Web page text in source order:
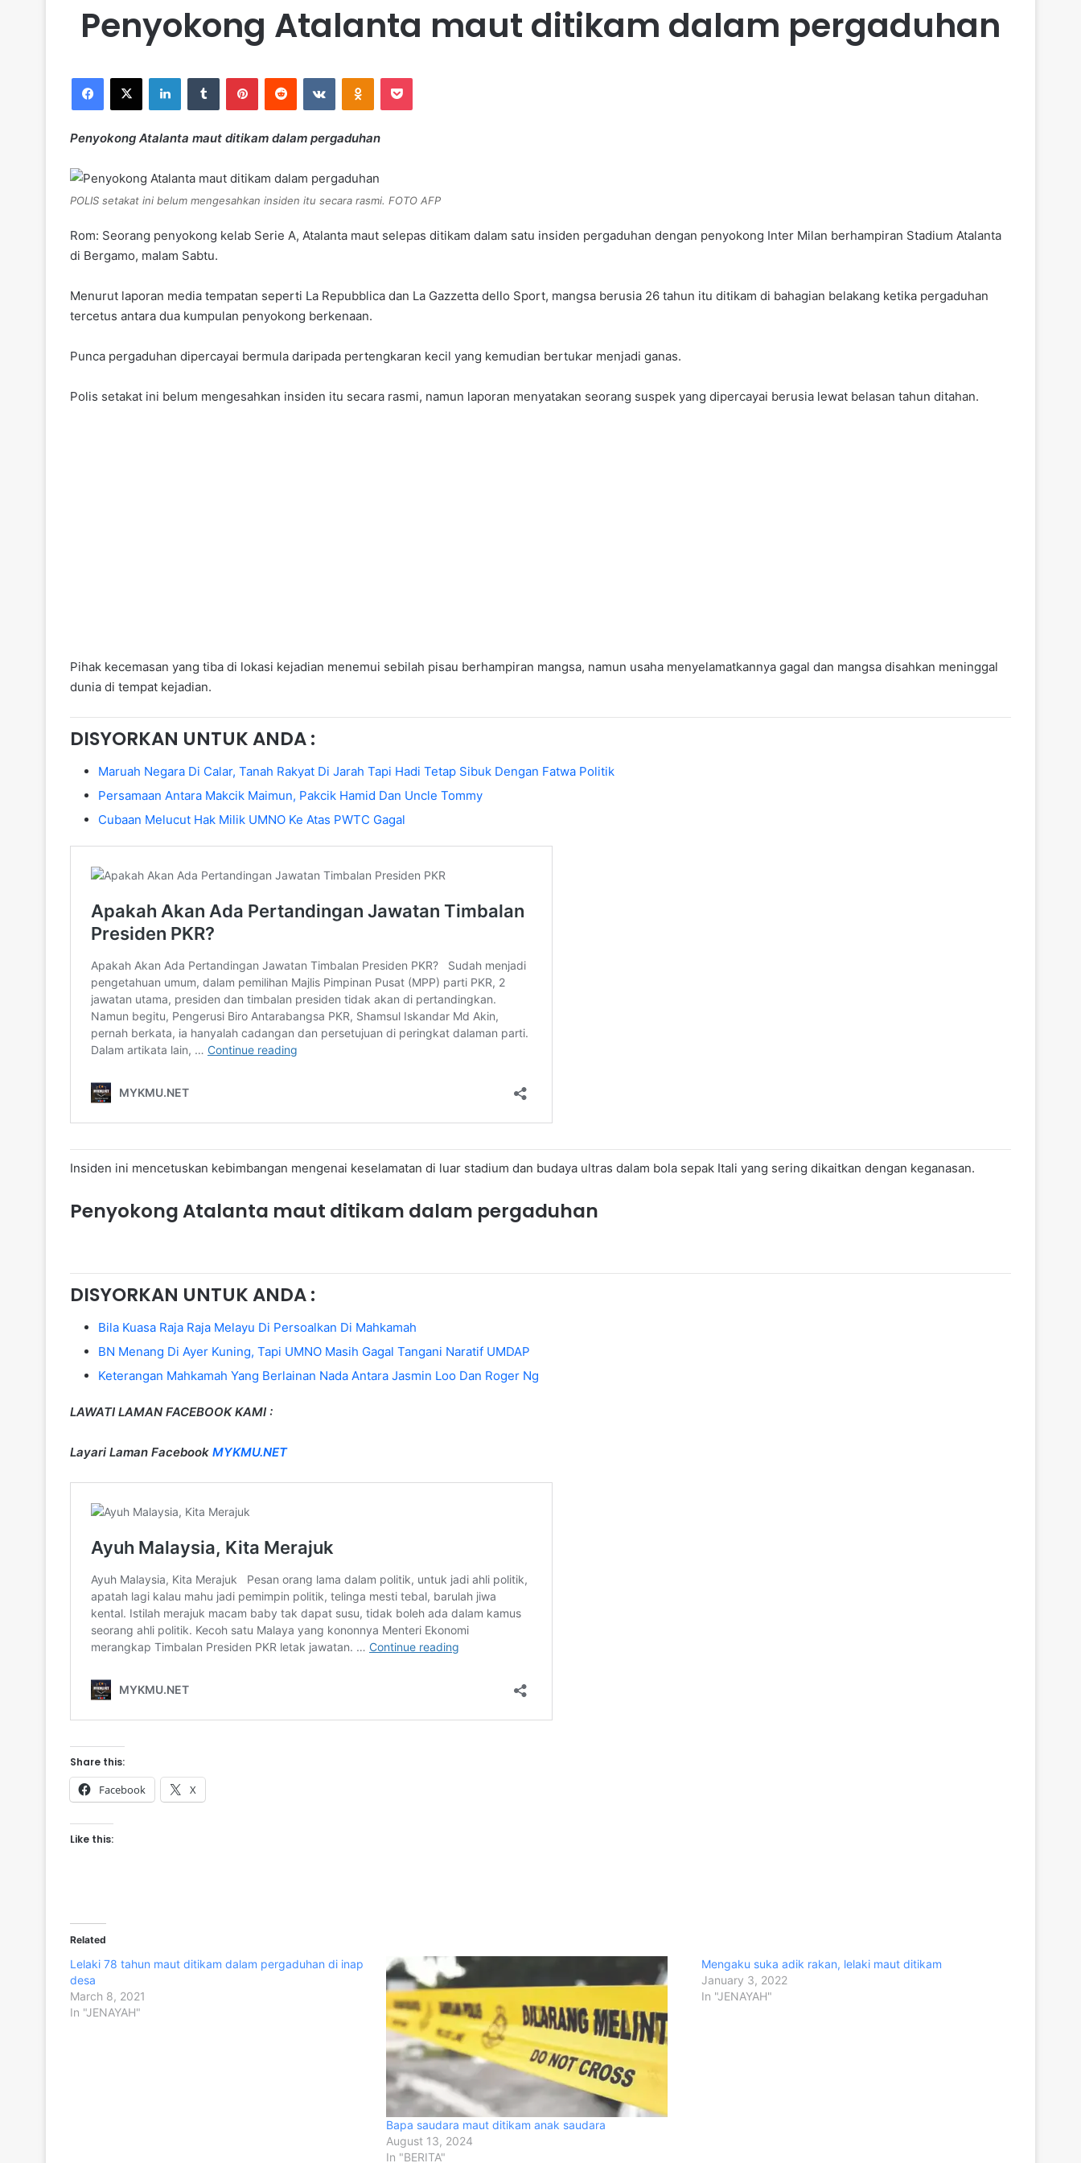
Penyokong Atalanta maut ditikam dalam pergaduhan
Penyokong Atalanta maut ditikam dalam pergaduhan
POLIS setakat ini belum mengesahkan insiden itu secara rasmi. FOTO AFP
Rom: Seorang penyokong kelab Serie A, Atalanta maut selepas ditikam dalam satu insiden pergaduhan dengan penyokong Inter Milan berhampiran Stadium Atalanta
di Bergamo, malam Sabtu.
Menurut laporan media tempatan seperti La Repubblica dan La Gazzetta dello Sport, mangsa berusia 26 tahun itu ditikam di bahagian belakang ketika pergaduhan
tercetus antara dua kumpulan penyokong berkenaan.
Punca pergaduhan dipercayai bermula daripada pertengkaran kecil yang kemudian bertukar menjadi ganas.
Polis setakat ini belum mengesahkan insiden itu secara rasmi, namun laporan menyatakan seorang suspek yang dipercayai berusia lewat belasan tahun ditahan.
Pihak kecemasan yang tiba di lokasi kejadian menemui sebilah pisau berhampiran mangsa, namun usaha menyelamatkannya gagal dan mangsa disahkan meninggal
dunia di tempat kejadian.
DISYORKAN UNTUK ANDA :
Maruah Negara Di Calar, Tanah Rakyat Di Jarah Tapi Hadi Tetap Sibuk Dengan Fatwa Politik
Persamaan Antara Makcik Maimun, Pakcik Hamid Dan Uncle Tommy
Cubaan Melucut Hak Milik UMNO Ke Atas PWTC Gagal
Insiden ini mencetuskan kebimbangan mengenai keselamatan di luar stadium dan budaya ultras dalam bola sepak Itali yang sering dikaitkan dengan keganasan.
Penyokong Atalanta maut ditikam dalam pergaduhan
DISYORKAN UNTUK ANDA :
Bila Kuasa Raja Raja Melayu Di Persoalkan Di Mahkamah
BN Menang Di Ayer Kuning, Tapi UMNO Masih Gagal Tangani Naratif UMDAP
Keterangan Mahkamah Yang Berlainan Nada Antara Jasmin Loo Dan Roger Ng
LAWATI LAMAN FACEBOOK KAMI :
Layari Laman Facebook MYKMU.NET
Share this:
Facebook X
Like this:
Related
Lelaki 78 tahun maut ditikam dalam pergaduhan di inap
desa
March 8, 2021
In "JENAYAH"
Bapa saudara maut ditikam anak saudara
August 13, 2024
In "BERITA"
Mengaku suka adik rakan, lelaki maut ditikam
January 3, 2022
In "JENAYAH"